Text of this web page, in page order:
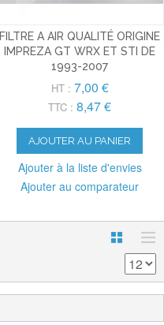
FILTRE A AIR QUALITÉ ORIGINE
IMPREZA GT WRX ET STI DE
1993-2007
HT : 7,00 €
TTC : 8,47 €
AJOUTER AU PANIER
Ajouter à la liste d'envies
Ajouter au comparateur